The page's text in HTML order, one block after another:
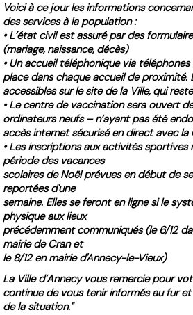
Voici à ce jour les informations
des services à la population :
• L’état civil est assuré par des
(mariage, naissance, décès)
• Un accueil téléphonique via
place dans chaque accueil de proximité.
accessibles sur le site de la Ville, qui
• Le centre de vaccination sera ouvert
ordinateurs neufs – n’ayant pas été
accès internet sécurisé en direct avec la
• Les inscriptions aux activités sportives
période des vacances
scolaires de Noël prévues en début de
reportées d'une
semaine. Elles se feront en ligne si le
physique aux lieux
précédemment communiqués (le 6/12
mairie de Cran et
le 8/12 en mairie d'Annecy-le-Vieux)
La Ville d’Annecy vous remercie pour
continue de vous tenir informés au fur
de la situation."